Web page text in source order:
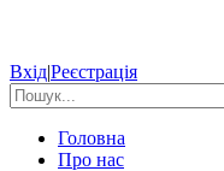
Вхід|Реєстрація
Головна
Про нас